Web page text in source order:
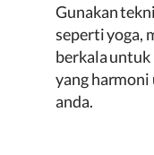
Gunakan
seperti yoga,
berkala
yang
anda.